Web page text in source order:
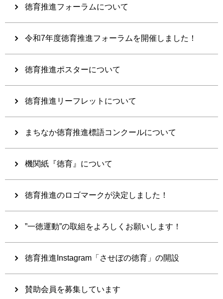
徳育推進フォーラムについて
令和7年度徳育推進フォーラムを開催しました！
徳育推進ポスターについて
徳育推進リーフレットについて
まちなか徳育推進標語コンクールについて
機関紙『徳育』について
徳育推進のロゴマークが決定しました！
”一徳運動”の取組をよろしくお願いします！
徳育推進Instagram「させぼの徳育」の開設
賛助会員を募集しています